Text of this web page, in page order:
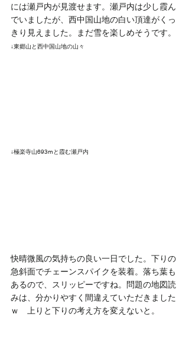
には瀬戸内が見渡せます。瀬戸内は少し霞ん
でいましたが、西中国山地の白い頂達がくっ
きり見えました。まだ雪を楽しめそうです。
↓東郷山と西中国山地の山々
↓極楽寺山693mと霞む瀬戸内
快晴微風の気持ちの良い一日でした。下りの
急斜面でチェーンスパイクを装着。落ち葉も
あるので、スリッピーですね。問題の地図読
みは、分かりやすく間違えていただきました
ｗ　上りと下りの考え方を変えないと。